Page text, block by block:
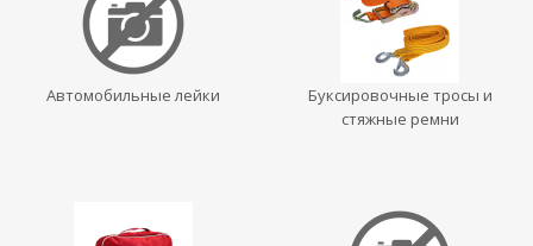
Автомобильные лейки
Буксировочные тросы и
стяжные ремни